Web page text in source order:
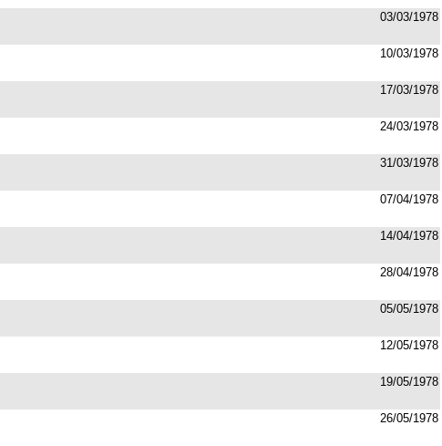
03/03/1978
10/03/1978
17/03/1978
24/03/1978
31/03/1978
07/04/1978
14/04/1978
28/04/1978
05/05/1978
12/05/1978
19/05/1978
26/05/1978